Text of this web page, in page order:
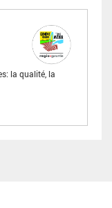
la qualité, la